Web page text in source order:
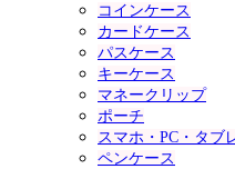
コインケース
カードケース
パスケース
キーケース
マネークリップ
ポーチ
スマホ・PC・タブ
ペンケース